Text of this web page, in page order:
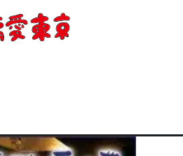
ログイン